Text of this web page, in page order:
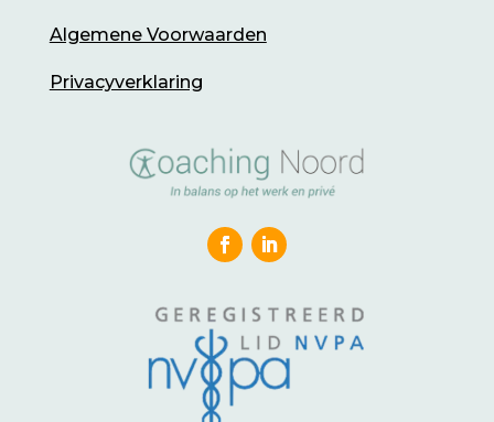
Algemene Voorwaarden
Privacyverklaring